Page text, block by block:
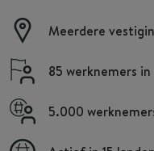
Meerdere
85 werknemers
5.000